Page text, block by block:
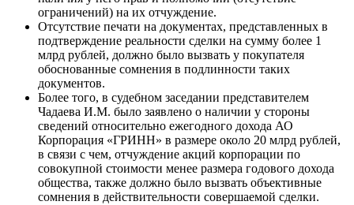
ограничений) на их отчуждение.
Отсутствие печати на документах, представленных в
подтверждение реальности сделки на сумму более 1
млрд рублей, должно было вызвать у покупателя
обоснованные сомнения в подлинности таких
документов.
Более того, в судебном заседании представителем
Чадаева И.М. было заявлено о наличии у стороны
сведений относительно ежегодного дохода АО
Корпорация «ГРИНН» в размере около 20 млрд рублей,
в связи с чем, отчуждение акций корпорации по
совокупной стоимости менее размера годового дохода
общества, также должно было вызвать объективные
сомнения в действительности совершаемой сделки.